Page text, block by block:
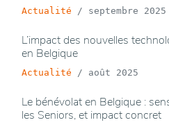
Actualité / septembre 2025
L’impact des nouvelles
en Belgique
Actualité / août 2025
Le bénévolat en Belgique :
les Seniors, et impact concret